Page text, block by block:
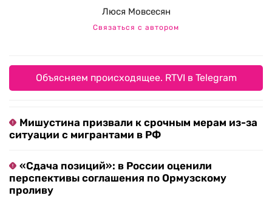
Люся Мовсесян
Связаться с автором
Объясняем происходящее. RTVI в Telegram
Мишустина призвали к срочным мерам из-за
ситуации с мигрантами в РФ
«Сдача позиций»: в России оценили
перспективы соглашения по Ормузскому
проливу